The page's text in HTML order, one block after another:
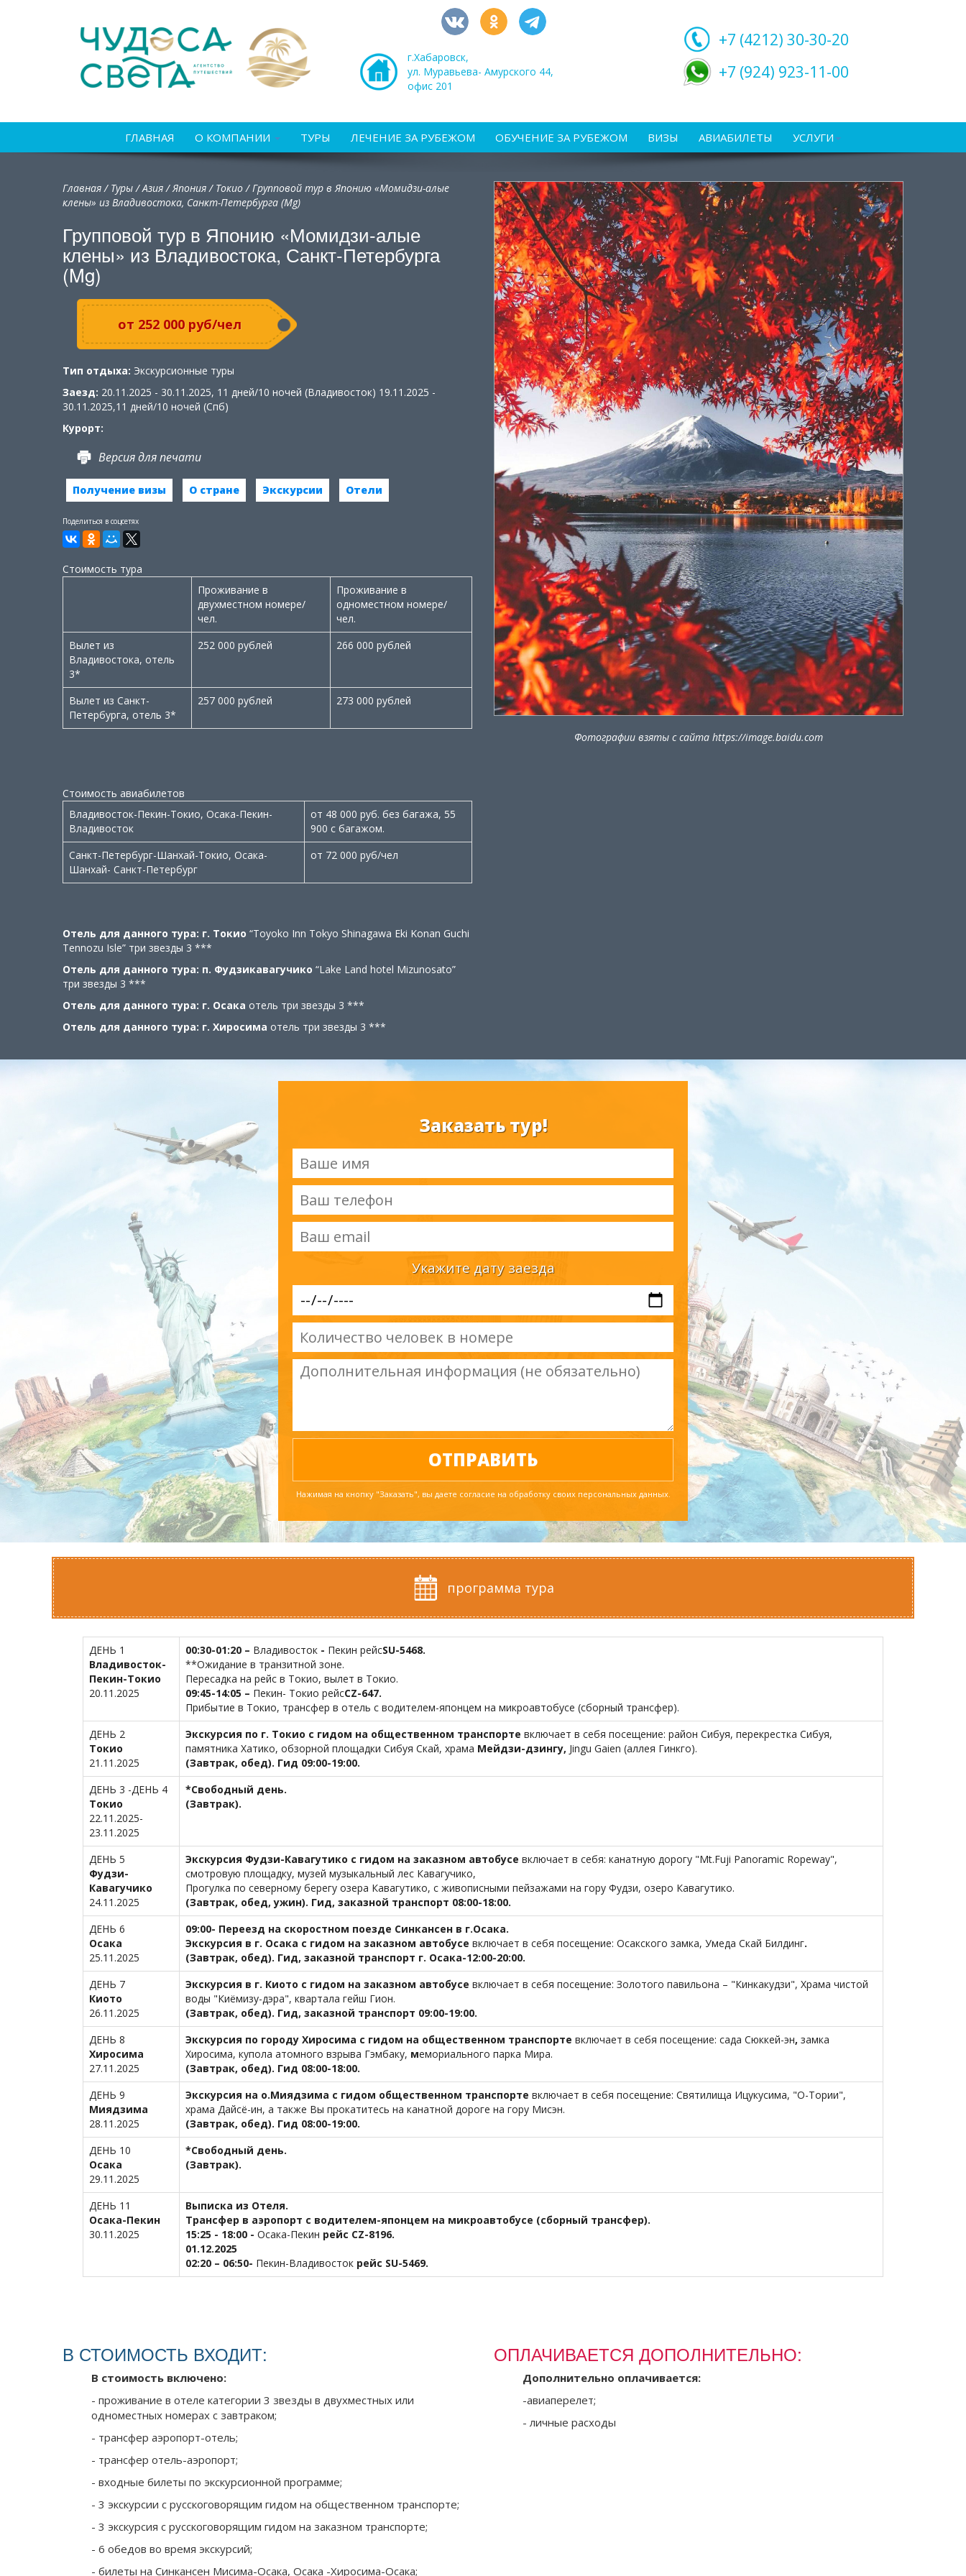
г.Хабаровск,
ул. Муравьева- Амурского 44,
офис 201
+7 (4212) 30-30-20
+7 (924) 923-11-00
ГЛАВНАЯ О КОМПАНИИ ТУРЫ ЛЕЧЕНИЕ ЗА РУБЕЖОМ ОБУЧЕНИЕ ЗА РУБЕЖОМ ВИЗЫ АВИАБИЛЕТЫ УСЛУГИ
Главная/ Туры/Азия/Япония/ Токио / Групповой тур в Японию «Момидзи-алые
клены» из Владивостока, Санкт-Петербурга (Mg)
Групповой тур в Японию «Момидзи-алые
клены» из Владивостока, Санкт-Петербурга
(Mg)
от 252 000 руб/чел
Тип отдыха: Экскурсионные туры
Заезд: 20.11.2025 - 30.11.2025, 11 дней/10 ночей (Владивосток) 19.11.2025 -
30.11.2025,11 дней/10 ночей (Спб)
Курорт:
Версия для печати
Получение визы О стране Экскурсии Отели
Поделиться в соцсетях
Стоимость тура
Проживание в
двухместном номере/
чел.
Проживание в
одноместном номере/
чел.
Вылет из
Владивостока, отель
3*
252 000 рублей 266 000 рублей
Вылет из Санкт-
Петербурга, отель 3*
257 000 рублей 273 000 рублей
Стоимость авиабилетов
Владивосток-Пекин-Токио, Осака-Пекин-
Владивосток
от 48 000 руб. без багажа, 55
900 с багажом.
Санкт-Петербург-Шанхай-Токио, Осака-
Шанхай- Санкт-Петербург
от 72 000 руб/чел
Отель для данного тура: г. Токио “Toyoko Inn Tokyo Shinagawa Eki Konan Guchi
Tennozu Isle” три звезды 3 ***
Отель для данного тура: п. Фудзикавагучико “Lake Land hotel Mizunosato”
три звезды 3 ***
Отель для данного тура: г. Осака отель три звезды 3 ***
Отель для данного тура: г. Хиросима отель три звезды 3 ***
Фотографии взяты с сайта https://image.baidu.com
Заказать тур!
Укажите дату заезда
Нажимая на кнопку "Заказать", вы даете согласие на обработку своих персональных данных.
программа тура
ДЕНЬ 1
Владивосток-
Пекин-Токио
20.11.2025
00:30-01:20 – Владивосток - Пекин рейсSU-5468.
**Ожидание в транзитной зоне.
Пересадка на рейс в Токио, вылет в Токио.
09:45-14:05 – Пекин- Токио рейсCZ-647.
Прибытие в Токио, трансфер в отель с водителем-японцем на микроавтобусе (сборный трансфер).
ДЕНЬ 2
Токио
21.11.2025
Экскурсия по г. Токио с гидом на общественном транспорте включает в себя посещение: район Сибуя, перекрестка Сибуя,
памятника Хатико, обзорной площадки Сибуя Скай, храма Мейдзи-дзингу, Jingu Gaien (аллея Гинкго).
(Завтрак, обед). Гид 09:00-19:00.
ДЕНЬ 3 -ДЕНЬ 4
Токио
22.11.2025-
23.11.2025
*Свободный день.
(Завтрак).
ДЕНЬ 5
Фудзи-
Кавагучико
24.11.2025
Экскурсия Фудзи-Кавагутико с гидом на заказном автобусе включает в себя: канатную дорогу "Mt.Fuji Panoramic Ropeway",
смотровую площадку, музей музыкальный лес Кавагучико,
Прогулка по северному берегу озера Кавагутико, с живописными пейзажами на гору Фудзи, озеро Кавагутико.
(Завтрак, обед, ужин). Гид, заказной транспорт 08:00-18:00.
ДЕНЬ 6
Осака
25.11.2025
09:00- Переезд на скоростном поезде Синкансен в г.Осака.
Экскурсия в г. Осака с гидом на заказном автобусе включает в себя посещение: Осакского замка, Умеда Скай Билдинг.
(Завтрак, обед). Гид, заказной транспорт г. Осака-12:00-20:00.
ДЕНЬ 7
Киото
26.11.2025
Экскурсия в г. Киото с гидом на заказном автобусе включает в себя посещение: Золотого павильона – "Кинкакудзи", Храма чистой
воды "Киёмизу-дэра", квартала гейш Гион.
(Завтрак, обед). Гид, заказной транспорт 09:00-19:00.
ДЕНЬ 8
Хиросима
27.11.2025
Экскурсия по городу Хиросима с гидом на общественном транспорте включает в себя посещение: сада Сюккей-эн, замка
Хиросима, купола атомного взрыва Гэмбаку, мемориального парка Мира.
(Завтрак, обед). Гид 08:00-18:00.
ДЕНЬ 9
Миядзима
28.11.2025
Экскурсия на о.Миядзима с гидом общественном транспорте включает в себя посещение: Святилища Ицукусима, "О-Тории",
храма Дайсё-ин, а также Вы прокатитесь на канатной дороге на гору Мисэн.
(Завтрак, обед). Гид 08:00-19:00.
ДЕНЬ 10
Осака
29.11.2025
*Свободный день.
(Завтрак).
ДЕНЬ 11
Осака-Пекин
30.11.2025
Выписка из Отеля.
Трансфер в аэропорт с водителем-японцем на микроавтобусе (сборный трансфер).
15:25 - 18:00 - Осака-Пекин рейс CZ-8196.
01.12.2025
02:20 – 06:50- Пекин-Владивосток рейс SU-5469.
В СТОИМОСТЬ ВХОДИТ:
В стоимость включено:
- проживание в отеле категории 3 звезды в двухместных или
одноместных номерах с завтраком;
- трансфер аэропорт-отель;
- трансфер отель-аэропорт;
- входные билеты по экскурсионной программе;
- 3 экскурсии с русскоговорящим гидом на общественном транспорте;
- 3 экскурсия с русскоговорящим гидом на заказном транспорте;
- 6 обедов во время экскурсий;
- билеты на Синкансен Мисима-Осака, Осака -Хиросима-Осака;
ОПЛАЧИВАЕТСЯ ДОПОЛНИТЕЛЬНО:
Дополнительно оплачивается:
-авиаперелет;
- личные расходы